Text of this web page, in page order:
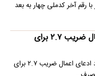
با رقم آخر کدملی چهار به بعد
اولین واکنش رسمی به ماجرای اعمال ضریب ۲.۷ برای
سازمان تنظیم مقررات و ارتباطات رادیویی با رد ادعای اعمال ضریب ۲.۷ برای